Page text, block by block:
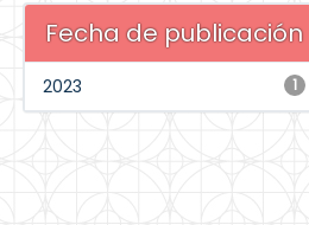
Fecha de publicación
1
2023